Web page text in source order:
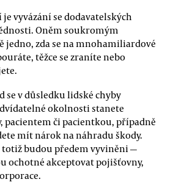
vyvázání se dodavatelských
Oněm soukromým
jedno, zda se na mnohamiliardové
těžce se zraníte nebo
se v důsledku lidské chyby
okolnosti stanete
pacientem či pacientkou, případně
mít nárok na náhradu škody.
budou předem vyviněni —
ochotné akceptovat pojišťovny,